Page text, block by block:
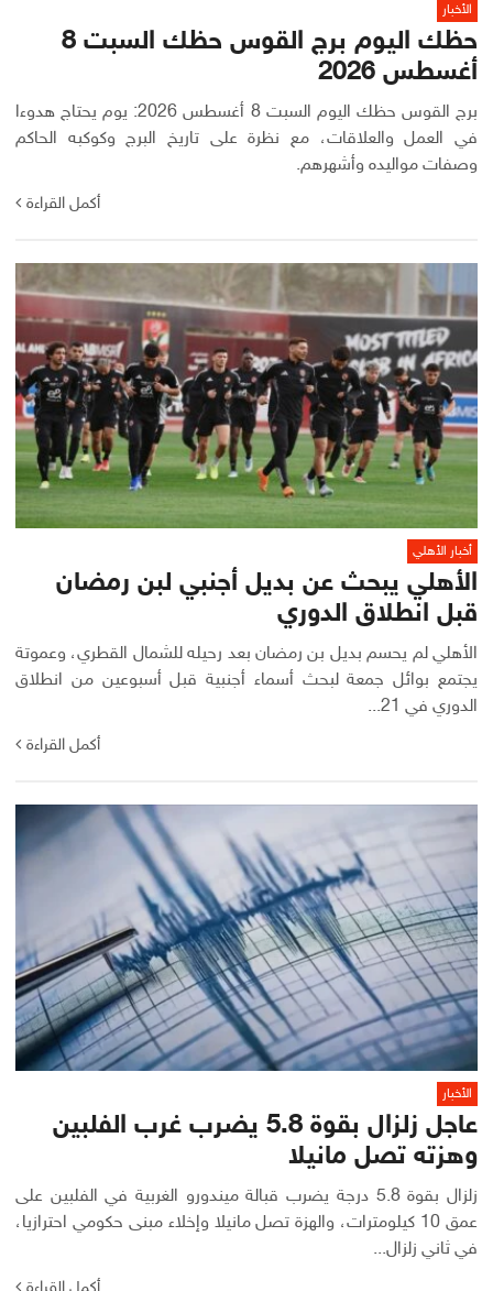
الأخبار
حظك اليوم برج القوس حظك السبت 8
أغسطس 2026
برج القوس حظك اليوم السبت 8 أغسطس 2026: يوم يحتاج هدوءا
في العمل والعلاقات، مع نظرة على تاريخ البرج وكوكبه الحاكم
وصفات مواليده وأشهرهم.
أكمل القراءة
أخبار الأهلي
الأهلي يبحث عن بديل أجنبي لبن رمضان
قبل انطلاق الدوري
الأهلي لم يحسم بديل بن رمضان بعد رحيله للشمال القطري، وعموتة
يجتمع بوائل جمعة لبحث أسماء أجنبية قبل أسبوعين من انطلاق
الدوري في 21...
أكمل القراءة
الأخبار
عاجل زلزال بقوة 5.8 يضرب غرب الفلبين
وهزته تصل مانيلا
زلزال بقوة 5.8 درجة يضرب قبالة ميندورو الغربية في الفلبين على
عمق 10 كيلومترات، والهزة تصل مانيلا وإخلاء مبنى حكومي احترازيا،
في ثاني زلزال...